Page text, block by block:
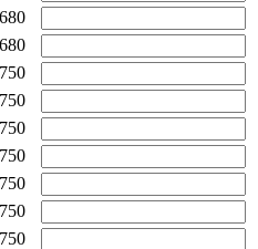
680
680
750
750
750
750
750
750
750